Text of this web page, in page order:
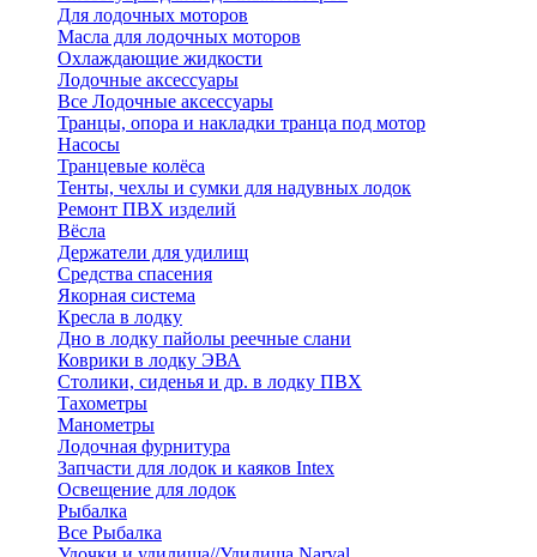
Для лодочных моторов
Масла для лодочных моторов
Охлаждающие жидкости
Лодочные аксессуары
Все Лодочные аксессуары
Транцы, опора и накладки транца под мотор
Насосы
Транцевые колёса
Тенты, чехлы и сумки для надувных лодок
Ремонт ПВХ изделий
Вёсла
Держатели для удилищ
Средства спасения
Якорная система
Кресла в лодку
Дно в лодку пайолы реечные слани
Коврики в лодку ЭВА
Столики, сиденья и др. в лодку ПВХ
Тахометры
Манометры
Лодочная фурнитура
Запчасти для лодок и каяков Intex
Освещение для лодок
Рыбалка
Все Рыбалка